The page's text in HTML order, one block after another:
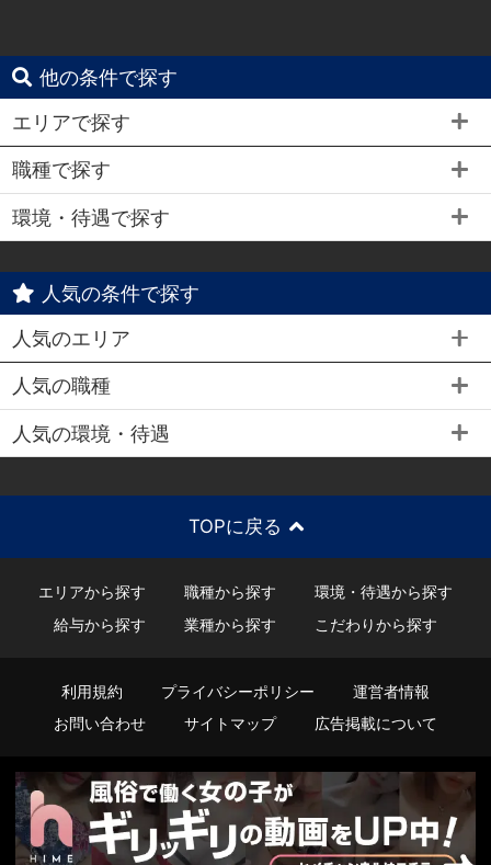
他の条件で探す
エリアで探す
職種で探す
環境・待遇で探す
人気の条件で探す
人気のエリア
人気の職種
人気の環境・待遇
TOPに戻る
エリアから探す 職種から探す
環境・待遇から探す
給与から探す
業種から探す こだわりから探す
利用規約 プライバシーポリシー
運営者情報
お問い合わせ
サイトマップ 広告掲載について